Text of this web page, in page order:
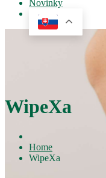
Novinky
WipeXa
Home
WipeXa